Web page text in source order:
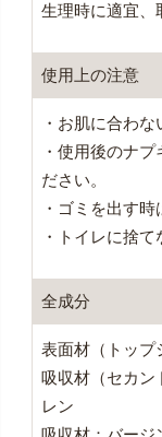
生理時に適宜、
使用上の注意
・お肌に合わな
・使用後のナ
ださい。
・ゴミを出す
・トイレに捨て
全成分
表面材（トップ
吸収材（セカン
レン